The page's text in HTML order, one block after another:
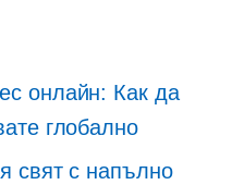
онлайн: Как да
глобално
свят с напълно